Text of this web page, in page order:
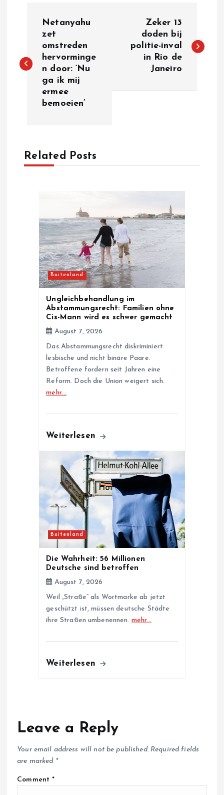
s
v
Netanyahu
zet
omstreden
hervorminge
n door: ‘Nu
ga ik mij
ermee
bemoeien’
Zeker 13
doden bij
politie-inval
in Rio de
Janeiro
Related Posts
Buitenland
Ungleichbehandlung im
Abstammungsrecht: Familien ohne
Cis-Mann wird es schwer gemacht
August 7, 2026
Das Abstammungsrecht diskriminiert
lesbische und nicht binäre Paare.
Betroffene fordern seit Jahren eine
Reform. Doch die Union weigert sich.
mehr…
Weiterlesen
Buitenland
Die Wahrheit: 56 Millionen
Deutsche sind betroffen
August 7, 2026
Weil „Straße“ als Wortmarke ab jetzt
geschützt ist, müssen deutsche Städte
ihre Straßen umbenennen. mehr…
Weiterlesen
Leave a Reply
Your email address will not be published. Required fields
are marked *
Comment*